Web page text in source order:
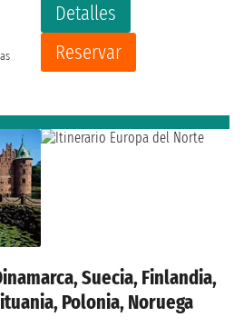
Detalles
Reservar
Suecia, Finlandia,
Polonia, Noruega